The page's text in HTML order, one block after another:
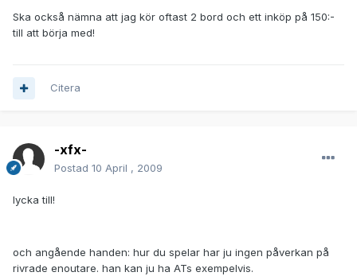
Ska också nämna att jag kör oftast 2 bord och ett inköp på 150:-
till att börja med!
Citera
-xfx-
Postad 10 April , 2009
lycka till!
och angående handen: hur du spelar har ju ingen påverkan på
rivrade enoutare. han kan ju ha ATs exempelvis.